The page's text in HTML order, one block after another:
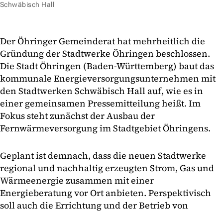
Schwäbisch Hall
Der Öhringer Gemeinderat hat mehrheitlich die
Gründung der Stadtwerke Öhringen beschlossen.
Die Stadt Öhringen (Baden-Württemberg) baut das
kommunale Energieversorgungsunternehmen mit
den Stadtwerken Schwäbisch Hall auf, wie es in
einer gemeinsamen Pressemitteilung heißt. Im
Fokus steht zunächst der Ausbau der
Fernwärmeversorgung im Stadtgebiet Öhringens.
Geplant ist demnach, dass die neuen Stadtwerke
regional und nachhaltig erzeugten Strom, Gas und
Wärmeenergie zusammen mit einer
Energieberatung vor Ort anbieten. Perspektivisch
soll auch die Errichtung und der Betrieb von